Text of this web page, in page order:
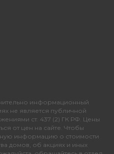
информационный
не является публичной
ст. 437 (2) ГК РФ. Цены
от цен на сайте. Чтобы
информацию о стоимости
домов, об акциях и иных